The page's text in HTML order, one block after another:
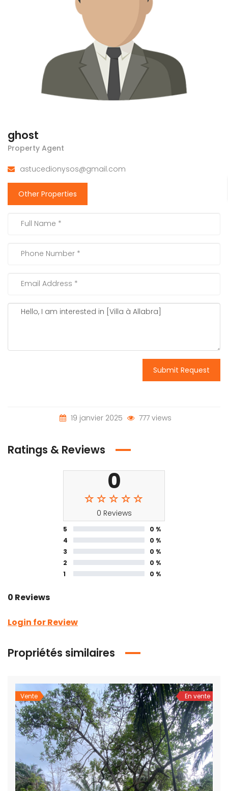
ghost
Property Agent
astucedionysos@gmail.com
Other Properties
Submit Request
19 janvier 2025 777 views
Ratings & Reviews
0
0 Reviews
5
0 %
4
0 %
3
0 %
2
0 %
1
0 %
0 Reviews
Login for Review
Propriétés similaires
Vente En vente